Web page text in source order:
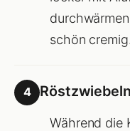
schön cremig.
4
Während die